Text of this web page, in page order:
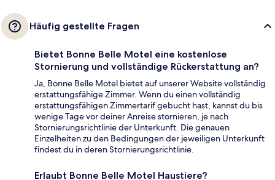
Häufig gestellte Fragen
Bietet Bonne Belle Motel eine kostenlose
Stornierung und vollständige Rückerstattung an?
Ja, Bonne Belle Motel bietet auf unserer Website vollständig
erstattungsfähige Zimmer. Wenn du einen vollständig
erstattungsfähigen Zimmertarif gebucht hast, kannst du bis
wenige Tage vor deiner Anreise stornieren, je nach
Stornierungsrichtlinie der Unterkunft. Die genauen
Einzelheiten zu den Bedingungen der jeweiligen Unterkunft
findest du in deren Stornierungsrichtlinie.
Erlaubt Bonne Belle Motel Haustiere?